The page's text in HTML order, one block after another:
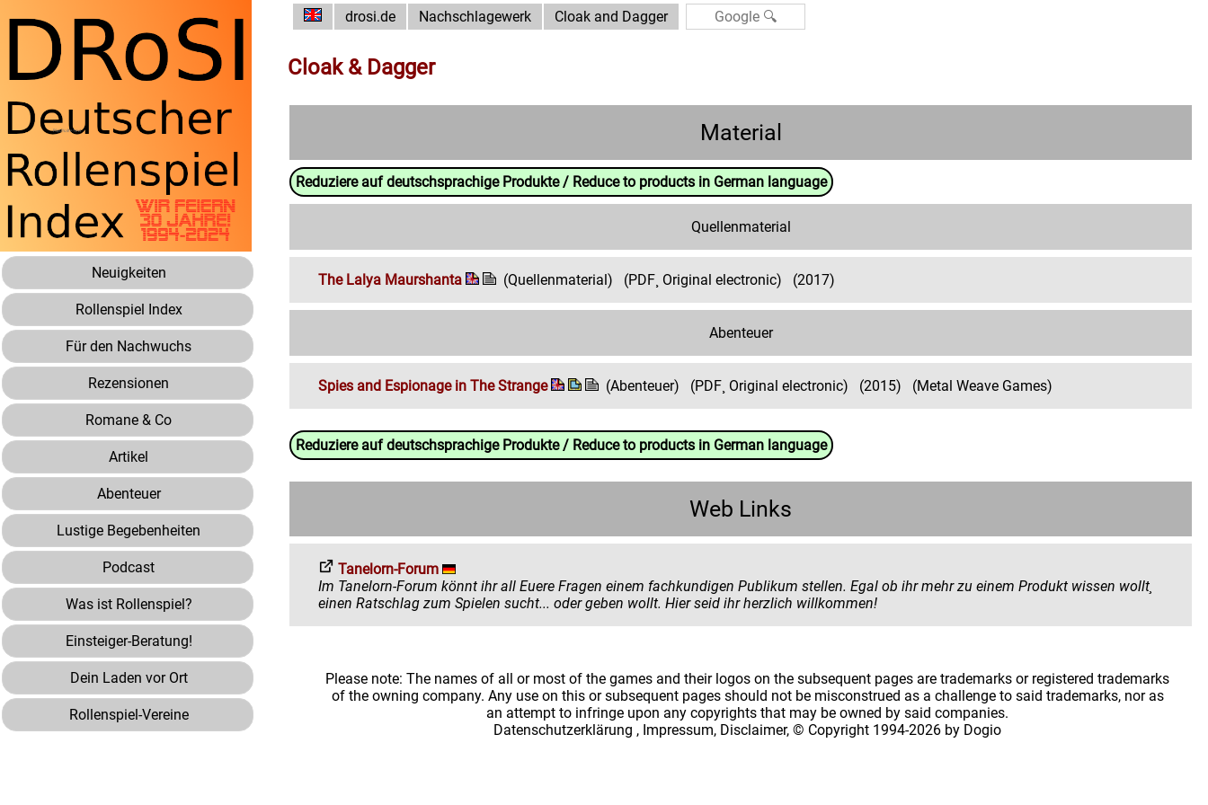
Neuigkeiten
Rollenspiel Index
Für den Nachwuchs
Rezensionen
Romane & Co
Artikel
Abenteuer
Lustige Begebenheiten
Podcast
Was ist Rollenspiel?
Einsteiger-Beratung!
Dein Laden vor Ort
Rollenspiel-Vereine
drosi.de Nachschlagewerk Cloak and Dagger
Cloak & Dagger
Material
Reduziere auf deutschsprachige Produkte / Reduce to products in German language
Quellenmaterial
The Lalya Maurshanta (Quellenmaterial) (PDF¸ Original electronic) (2017)
Abenteuer
Spies and Espionage in The Strange (Abenteuer) (PDF¸ Original electronic) (2015) (Metal Weave Games)
Reduziere auf deutschsprachige Produkte / Reduce to products in German language
Web Links
Tanelorn-Forum
Im Tanelorn-Forum könnt ihr all Euere Fragen einem fachkundigen Publikum stellen. Egal ob ihr mehr zu einem Produkt wissen wollt¸
einen Ratschlag zum Spielen sucht... oder geben wollt. Hier seid ihr herzlich willkommen!
Please note: The names of all or most of the games and their logos on the subsequent pages are trademarks or registered trademarks
of the owning company. Any use on this or subsequent pages should not be misconstrued as a challenge to said trademarks, nor as
an attempt to infringe upon any copyrights that may be owned by said companies.
Datenschutzerklärung , Impressum, Disclaimer, © Copyright 1994-2026 by Dogio